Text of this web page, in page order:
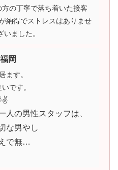
の丁寧で落ち着いた接客
納得でストレスはありませ
ました。
岡
ます。
です。
人の男性スタッフは、
な男やし
で無…